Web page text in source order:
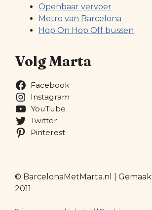
Openbaar vervoer
Metro van Barcelona
Hop On Hop Off bussen
Volg Marta
Facebook
Instagram
YouTube
Twitter
Pinterest
© BarcelonaMetMarta.nl |
2011